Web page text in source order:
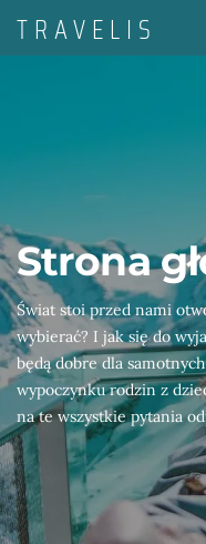
Strona
Świat stoi przed nami
wybierać? I jak się do
będą dobre dla
wypoczynku rodzin z
na te wszystkie pytania